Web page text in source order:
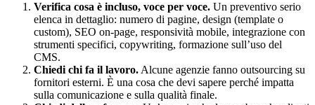
Verifica cosa è incluso, voce per voce. Un preventivo serio
elenca in dettaglio: numero di pagine, design (template o
custom), SEO on-page, responsività mobile, integrazione con
strumenti specifici, copywriting, formazione sull’uso del
CMS.
Chiedi chi fa il lavoro. Alcune agenzie fanno outsourcing su
fornitori esterni. È una cosa che devi sapere perché impatta
sulla comunicazione e sulla qualità finale.